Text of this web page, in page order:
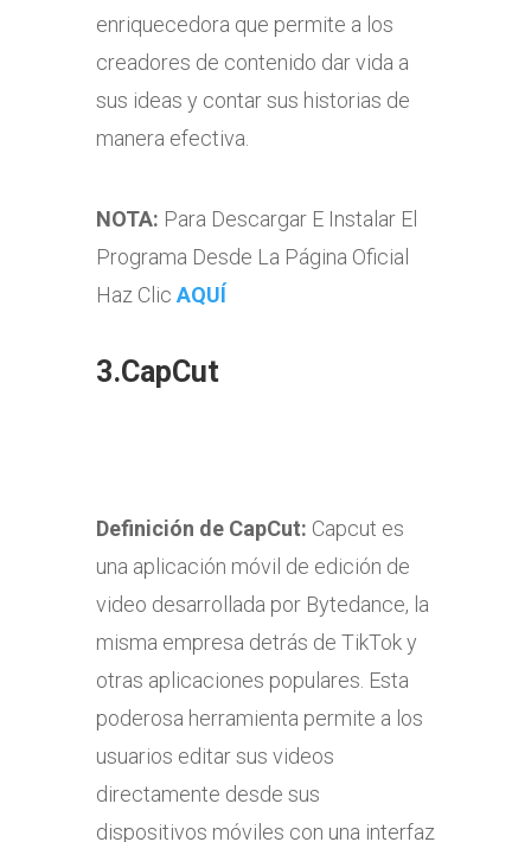
enriquecedora que permite a los
creadores de contenido dar vida a
sus ideas y contar sus historias de
manera efectiva.
NOTA: Para Descargar E Instalar El
Programa Desde La Página Oficial
Haz Clic AQUÍ
3.CapCut
Definición de CapCut: Capcut es
una aplicación móvil de edición de
video desarrollada por Bytedance, la
misma empresa detrás de TikTok y
otras aplicaciones populares. Esta
poderosa herramienta permite a los
usuarios editar sus videos
directamente desde sus
dispositivos móviles con una interfaz